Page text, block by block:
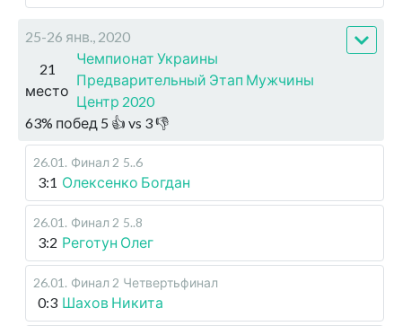
25-26 янв., 2020
21
место
Чемпионат Украины
Предварительный Этап Мужчины
Центр 2020
63% побед 5 👍 vs 3👎
26.01 . Финал 2 5..6
3:1 Олексенко Богдан
26.01 . Финал 2 5..8
3:2 Реготун Олег
26.01 . Финал 2 Четвертьфинал
0:3 Шахов Никита